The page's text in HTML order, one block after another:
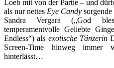
Loeb mit von der Partie – und
als nur nettes Eye Candy
Sandra Vergara („God
temperamentvolle Geliebte
Endless“) als exotische Tänzerin
Screen-Time hinweg immer
hinterlässt…